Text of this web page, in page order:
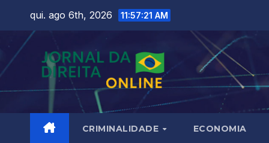
content
qui. ago 6th, 2026 11:57:22 AM
CRIMINALIDADE ECONOMIA